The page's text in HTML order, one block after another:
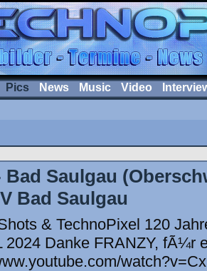
Pics News Music Video
Bad Saulgau
Bad Saulgau
& TechnoPixel 120
2024 Danke FRANZY, fÃ¼r